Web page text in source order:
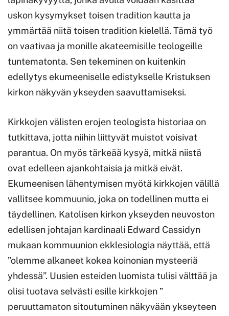
uskon kysymykset toisen tradition kautta ja
ymmärtää niitä toisen tradition kielellä. Tämä työ
on vaativaa ja monille akateemisille teologeille
tuntematonta. Sen tekeminen on kuitenkin
edellytys ekumeeniselle edistykselle Kristuksen
kirkon näkyvän ykseyden saavuttamiseksi.
Kirkkojen välisten erojen teologista historiaa on
tutkittava, jotta niihin liittyvät muistot voisivat
parantua. On myös tärkeää kysyä, mitkä niistä
ovat edelleen ajankohtaisia ja mitkä eivät.
Ekumeenisen lähentymisen myötä kirkkojen välillä
vallitsee kommuunio, joka on todellinen mutta ei
täydellinen. Katolisen kirkon ykseyden neuvoston
edellisen johtajan kardinaali Edward Cassidyn
mukaan kommuunion ekklesiologia näyttää, että
”olemme alkaneet kokea koinonian mysteeriä
yhdessä”. Uusien esteiden luomista tulisi välttää ja
olisi tuotava selvästi esille kirkkojen ”
peruuttamaton sitoutuminen näkyvään ykseyteen